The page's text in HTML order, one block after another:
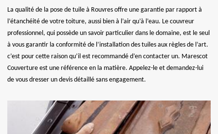
La qualité de la pose de tuile à Rouvres offre une garantie par rapport à
l’étanchéité de votre toiture, aussi bien à l’air qu’à l’eau. Le couvreur
professionnel, qui possède un savoir particulier dans le domaine, est le seul
à vous garantir la conformité de l’installation des tuiles aux règles de l’art.
c’est pour cette raison qu’il est recommandé d’en contacter un. Marescot
Couverture est une référence en la matière. Appelez-le et demandez-lui
de vous dresser un devis détaillé sans engagement.